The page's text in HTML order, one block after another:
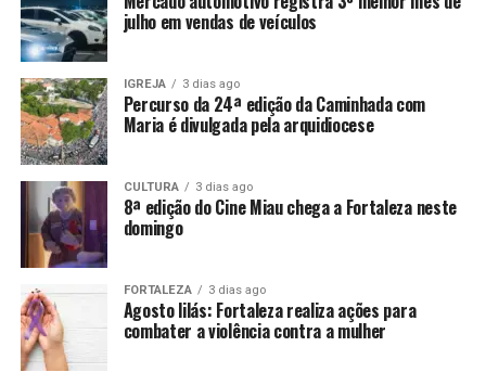
julho em vendas de veículos
IGREJA 3 dias ago
Percurso da 24ª edição da Caminhada com
Maria é divulgada pela arquidiocese
CULTURA 3 dias ago
8ª edição do Cine Miau chega a Fortaleza neste
domingo
FORTALEZA 3 dias ago
Agosto lilás: Fortaleza realiza ações para
combater a violência contra a mulher